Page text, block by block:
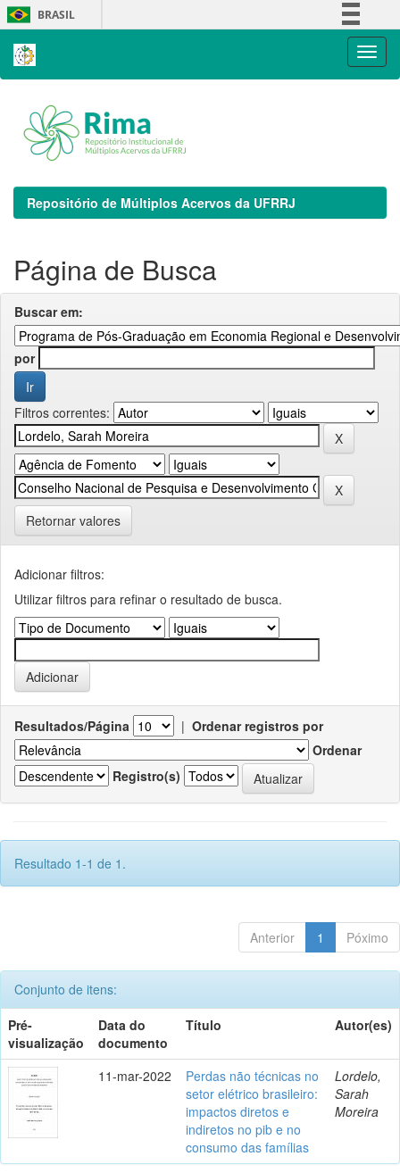
Skip
navigation
BRASIL
Repositório de Múltiplos Acervos da UFRRJ
Página de Busca
Buscar em:
por
Filtros correntes:
Retornar valores
Adicionar filtros:
Utilizar filtros para refinar o resultado de busca.
Resultados/Página | Ordenar registros por
Ordenar
Registro(s)
Resultado 1-1 de 1.
Anterior 1 Póximo
Conjunto de itens:
Pré-
visualização
Data do
documento
Título Autor(es)
11-mar-2022
Perdas não técnicas no
setor elétrico brasileiro:
impactos diretos e
indiretos no pib e no
consumo das famílias
Lordelo,
Sarah
Moreira